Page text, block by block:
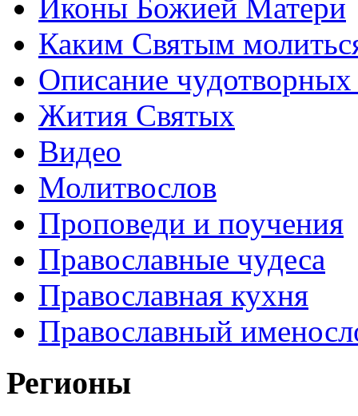
Иконы Божией Матери
Каким Святым
Описание
Жития Святых
Видео
Молитвослов
Проповеди и поучения
Православные чудеса
Православная кухня
Православный
Регионы